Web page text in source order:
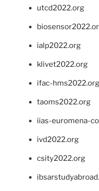
utcd2022.org
ialp2022.org
klivet2022.org
ifac-hms2022.org
taoms2022.org
iias-euromena-
ivd2022.org
csity2022.org